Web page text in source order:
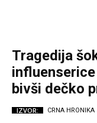
Tragedija
bivši dečko
IZVOR: CRNA HRONIKA